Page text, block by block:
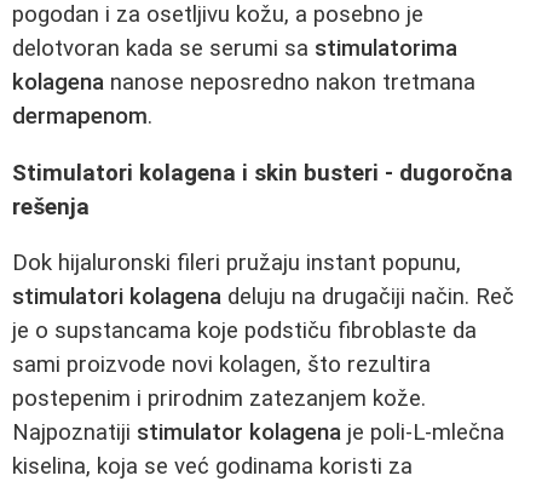
pogodan i za osetljivu kožu, a posebno je
delotvoran kada se serumi sa stimulatorima
kolagena nanose neposredno nakon tretmana
dermapenom.
Stimulatori kolagena i skin busteri - dugoročna
rešenja
Dok hijaluronski fileri pružaju instant popunu,
stimulatori kolagena deluju na drugačiji način. Reč
je o supstancama koje podstiču fibroblaste da
sami proizvode novi kolagen, što rezultira
postepenim i prirodnim zatezanjem kože.
Najpoznatiji stimulator kolagena je poli-L-mlečna
kiselina, koja se već godinama koristi za